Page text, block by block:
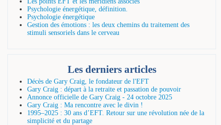
Psychologie énergétique, définition.
Psychologie énergétique
Gestion des émotions : les deux chemins du traitement des
stimuli sensoriels dans le cerveau
Les derniers articles
Décès de Gary Craig, le fondateur de l'EFT
Gary Craig : départ à la retraite et passation de pouvoir
Annonce officielle de Gary Craig - 24 octobre 2025
Gary Craig : Ma rencontre avec le divin !
1995–2025 : 30 ans d’EFT. Retour sur une révolution née de la
simplicité et du partage